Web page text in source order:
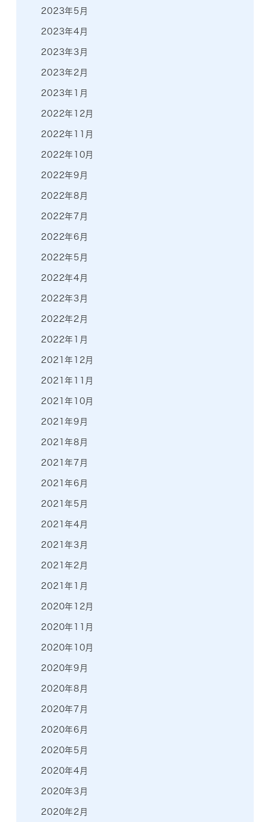
2023年5月
2023年4月
2023年3月
2023年2月
2023年1月
2022年12月
2022年11月
2022年10月
2022年9月
2022年8月
2022年7月
2022年6月
2022年5月
2022年4月
2022年3月
2022年2月
2022年1月
2021年12月
2021年11月
2021年10月
2021年9月
2021年8月
2021年7月
2021年6月
2021年5月
2021年4月
2021年3月
2021年2月
2021年1月
2020年12月
2020年11月
2020年10月
2020年9月
2020年8月
2020年7月
2020年6月
2020年5月
2020年4月
2020年3月
2020年2月